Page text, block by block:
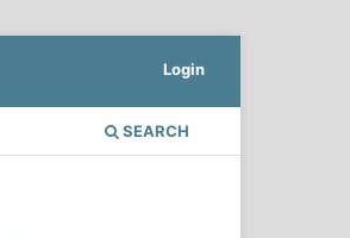
SEARCH
Login